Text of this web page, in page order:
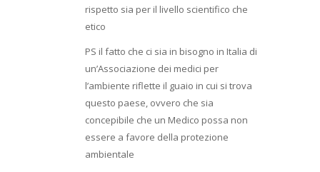
rispetto sia per il livello scientifico che
etico
PS il fatto che ci sia in bisogno in Italia di
un’Associazione dei medici per
l’ambiente riflette il guaio in cui si trova
questo paese, ovvero che sia
concepibile che un Medico possa non
essere a favore della protezione
ambientale